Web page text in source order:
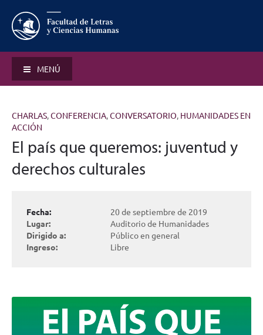
MENÚ
CHARLAS,CONFERENCIA,CONVERSATORIO, HUMANIDADES EN
ACCIÓN
El país que queremos: juventud y
derechos culturales
Fecha:
20 de septiembre de 2019
Lugar:
Auditorio de Humanidades
Dirigido a:
Público en general
Ingreso:
Libre